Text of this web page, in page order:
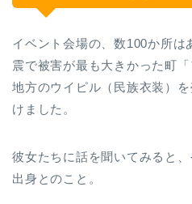
イベント会場の、数100か所は
震で被害が最も大きかった町
地方のウイピル（民族衣装）
けました。
彼女たちに話を聞いてみると
出身とのこと。